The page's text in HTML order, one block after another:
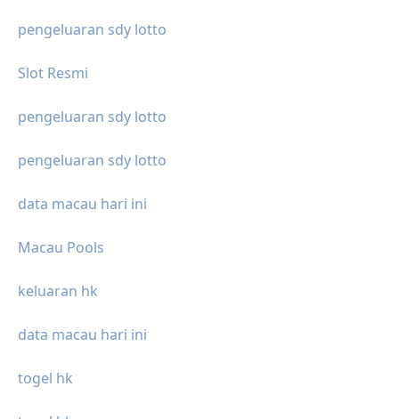
pengeluaran sdy lotto
Slot Resmi
pengeluaran sdy lotto
pengeluaran sdy lotto
data macau hari ini
Macau Pools
keluaran hk
data macau hari ini
togel hk